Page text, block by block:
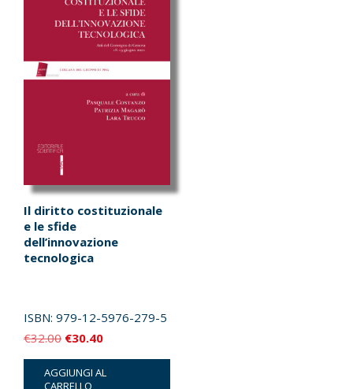
Il diritto costituzionale
e le sfide
dell’innovazione
tecnologica
ISBN: 979-12-5976-279-5
€32.00 Il
prezzo
originale
€30.40Il
prezzo
attuale
AGGIUNGI AL
CARRELLO